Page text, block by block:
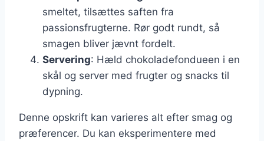
smeltet, tilsættes saften fra
passionsfrugterne. Rør godt rundt, så
smagen bliver jævnt fordelt.
Servering: Hæld chokoladefondueen i en
skål og server med frugter og snacks til
dypning.
Denne opskrift kan varieres alt efter smag og
præferencer. Du kan eksperimentere med